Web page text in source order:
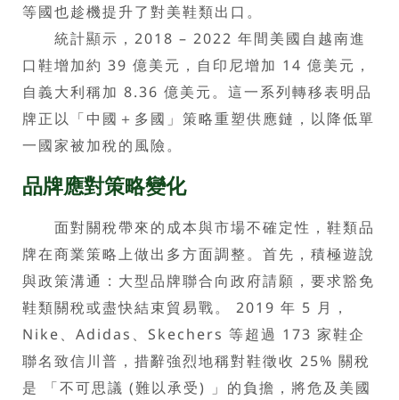
等國也趁機提升了對美鞋類出口。
統計顯示，2018 – 2022 年間美國自越南進
口鞋增加約 39 億美元，自印尼增加 14 億美元，
自義大利稱加 8.36 億美元。這一系列轉移表明品
牌正以「中國＋多國」策略重塑供應鏈，以降低單
一國家被加稅的風險。
品牌應對策略變化
面對關稅帶來的成本與市場不確定性，鞋類品
牌在商業策略上做出多方面調整。首先，積極遊說
與政策溝通 : 大型品牌聯合向政府請願，要求豁免
鞋類關稅或盡快結束貿易戰。 2019 年 5 月，
Nike、Adidas、Skechers 等超過 173 家鞋企
聯名致信川普，措辭強烈地稱對鞋徵收 25% 關稅
是 「不可思議 (難以承受) 」的負擔，將危及美國